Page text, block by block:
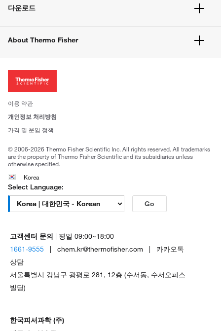
벌크 주문
고객 센터
웹사이트 개선사항
다운로드
About Thermo Fisher
투자자
사회적 책임
브랜드
이용 약관
개인정보 처리방침
가격 및 운임 정책
© 2006-2026 Thermo Fisher Scientific Inc. All rights reserved. All trademarks
are the property of Thermo Fisher Scientific and its subsidiaries unless
otherwise specified.
Korea
Select Language:
Go
고객센터 문의 | 평일 09:00~18:00
1661-9555 | chem.kr@thermofisher.com | 카카오톡
상담
서울특별시 강남구 광평로 281, 12층 (수서동, 수서오피스
빌딩)
한국피셔과학 (주)